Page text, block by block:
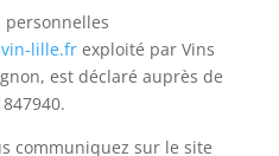
personnelles
lille.frexploité par Vins
est déclaré auprès de
communiquez sur le site